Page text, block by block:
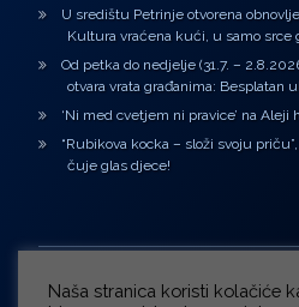
U središtu Petrinje otvorena
Kultura vraćena kući, u samo srce
Od petka do nedjelje (31.7. –
otvara vrata građanima: Besplatan
‘Ni med cvetjem ni pravice’ na
“Rubikova kocka – složi svoju
čuje glas djece!
Naša stranica koristi kolačiće